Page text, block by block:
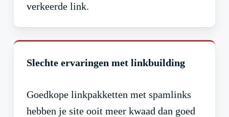
verkeerde link.
Slechte ervaringen met linkbuilding
Goedkope linkpakketten met spamlinks
hebben je site ooit meer kwaad dan goed